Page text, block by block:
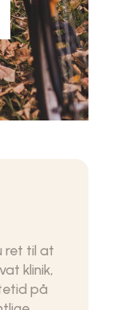
ret til at
klinik,
på